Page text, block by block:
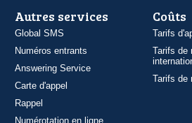
Autres services
Global SMS
Numéros entrants
Answering Service
Carte d'appel
Rappel
Numérotation en ligne
Coûts
Tarifs
Tarifs de
Tarifs de